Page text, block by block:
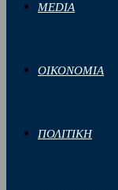
MEDIA
ΟΙΚΟΝΟΜΙΑ
ΠΟΛΙΤΙΚΗ